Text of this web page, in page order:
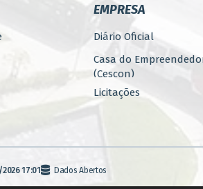
EMPRESA
Diário Oficial
Casa do
(Cescon)
Licitações
Programa 4.Mais -
e Empreendedorismo
17:01 Dados Abertos